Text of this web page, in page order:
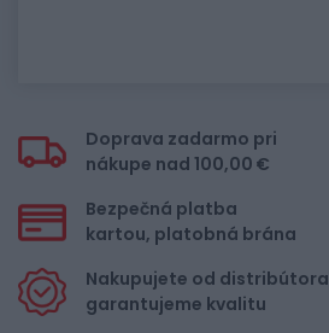
Doprava zadarmo pri
nákupe nad 100,00 €
Bezpečná platba
kartou, platobná brána
Nakupujete od distribútora
garantujeme kvalitu